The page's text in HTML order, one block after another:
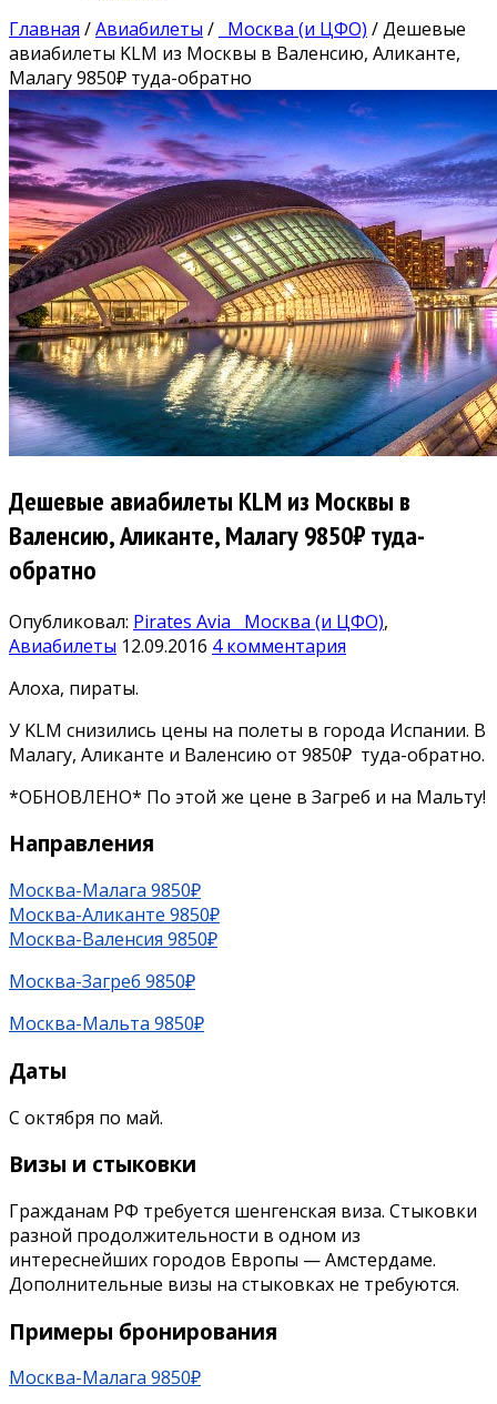
Главная /Авиабилеты / Москва (и ЦФО) /Дешевые
авиабилеты KLM из Москвы в Валенсию, Аликанте,
Малагу 9850₽ туда-обратно
Дешевые авиабилеты KLM из Москвы в
Валенсию, Аликанте, Малагу 9850₽ туда-
обратно
Опубликовал: Pirates Avia Москва (и ЦФО),
Авиабилеты 12.09.2016 4 комментария
Алоха, пираты.
У KLM снизились цены на полеты в города Испании. В
Малагу, Аликанте и Валенсию от 9850₽ туда-обратно.
*ОБНОВЛЕНО* По этой же цене в Загреб и на Мальту!
Направления
Москва-Малага 9850₽
Москва-Аликанте 9850₽
Москва-Валенсия 9850₽
Москва-Загреб 9850₽
Москва-Мальта 9850₽
Даты
С октября по май.
Визы и стыковки
Гражданам РФ требуется шенгенская виза. Стыковки
разной продолжительности в одном из
интереснейших городов Европы — Амстердаме.
Дополнительные визы на стыковках не требуются.
Примеры бронирования
Москва-Малага 9850₽